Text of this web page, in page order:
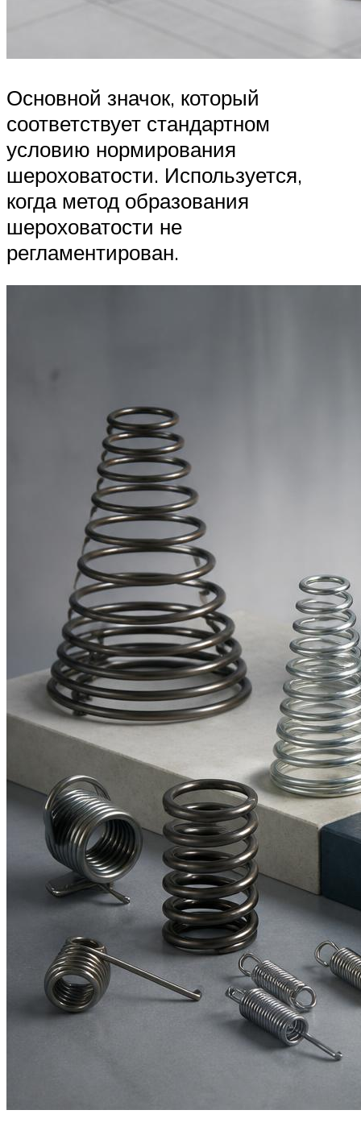
Основной значок, который
соответствует стандартном
условию нормирования
шероховатости. Используется,
когда метод образования
шероховатости не
регламентирован.